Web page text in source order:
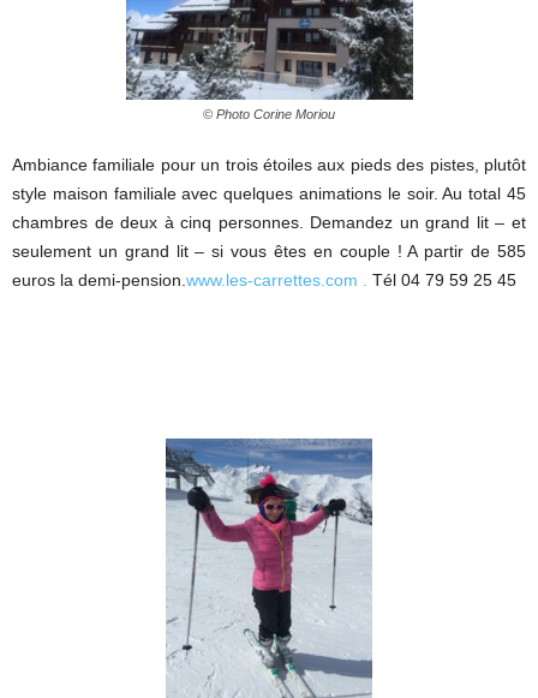
© Photo Corine Moriou
Ambiance familiale pour un trois étoiles aux pieds des pistes, plutôt
style maison familiale avec quelques animations le soir. Au total 45
chambres de deux à cinq personnes. Demandez un grand lit – et
seulement un grand lit – si vous êtes en couple ! A partir de 585
euros la demi-pension.www.les-carrettes.com . Tél 04 79 59 25 45